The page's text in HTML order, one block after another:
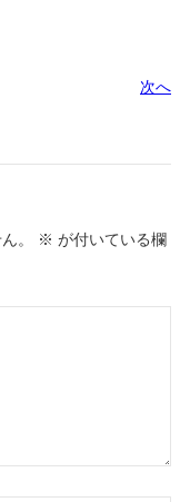
次へ
。
※ が付いている欄